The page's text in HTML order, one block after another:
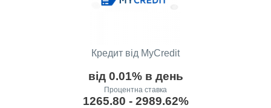
Кредит від MyCredit
від 0.01% в день
Процентна ставка
1265.80 - 2989.62%